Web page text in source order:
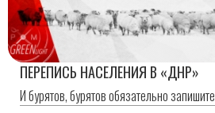
ПЕРЕПИСЬ НАСЕЛЕНИЯ В «ДНР»
И бурятов, бурятов обязательно запишите